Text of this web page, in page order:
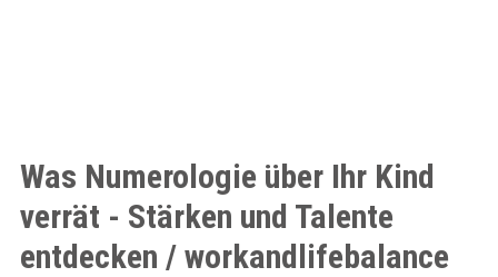
Was Numerologie über Ihr Kind
verrät - Stärken und Talente
entdecken / workandlifebalance